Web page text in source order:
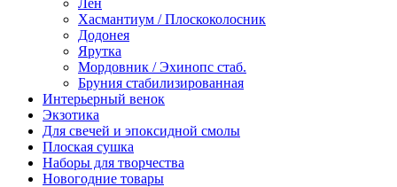
Лён
Хасмантиум / Плоскоколосник
Додонея
Ярутка
Мордовник / Эхинопс стаб.
Бруния стабилизированная
Интерьерный венок
Экзотика
Для свечей и эпоксидной смолы
Плоская сушка
Наборы для творчества
Новогодние товары